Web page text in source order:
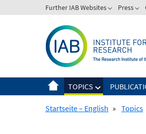
to
Further IAB Websites Press
TOPICS
Startseite – English » Topics